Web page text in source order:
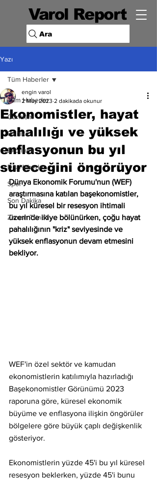
Varol Report
Ara
Yazı
Tüm Haberler
Gündem
Politika
Ekonomi
Dış Haberler
Spor
Son Dakika
Zaman Tüneli
Tüm Haberler
Ekonomistler, hayat
pahalılığı ve yüksek
enflasyonun bu yıl
süreceğini öngörüyor
engin varol
2 May 2023 2 dakikada okunur
Dünya Ekonomik Forumu'nun (WEF)
araştırmasına katılan başekonomistler,
bu yıl küresel bir resesyon ihtimali
üzerinde ikiye bölünürken, çoğu hayat
pahalılığının "kriz" seviyesinde ve
yüksek enflasyonun devam etmesini
bekliyor.
WEF'in özel sektör ve kamudan
ekonomistlerin katılımıyla hazırladığı
Başekonomistler Görünümü 2023
raporuna göre, küresel ekonomik
büyüme ve enflasyona ilişkin öngörüler
bölgelere göre büyük çaplı değişkenlik
gösteriyor.
Ekonomistlerin yüzde 45'i bu yıl küresel
resesyon beklerken, yüzde 45'i bunu